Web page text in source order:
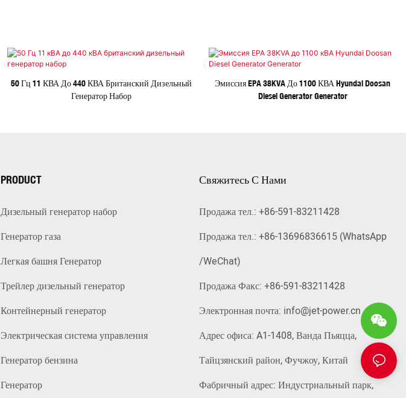
50 Гц 11 КВА До 440 КВА Британский Дизельный
Генератор Набор
Эмиссия EPA 38KVA До 1100 КВА Hyundai Doosan
Diesel Generator Generator
PRODUCT
Дизельный генератор набор
Генератор газа
Легкая башня Генератор
Трейлер дизельный генератор
Контейнерный генератор
Электрическая система управления
Генератор бензина
Генератор
Свяжитесь С Нами
Продажа тел.: +86-591-83211428
Продажа тел.: +86-13696836615 (WhatsApp
/WeChat)
Продажа Факс: +86-591-83211428
Электронная почта: info@jet-power.cn
Адрес офиса: A1-1408, Ванда Пьяцца,
Тайцзянский район, Фучжоу, Китай
Фабричный адрес: Индустриальный парк,